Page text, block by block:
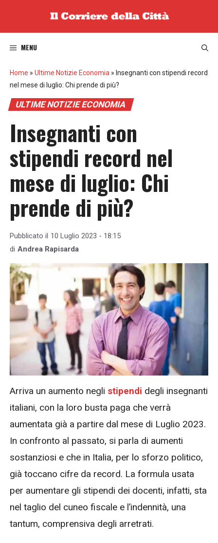
MENU
Home » Ultime Notizie Economia » Insegnanti con stipendi record
nel mese di luglio: Chi prende di più?
ULTIME NOTIZIE ECONOMIA
Insegnanti con
stipendi record nel
mese di luglio: Chi
prende di più?
Pubblicato il 10 Luglio 2023 - 18:15
di Andrea Rapisarda
Arriva un aumento negli stipendi degli insegnanti
italiani, con la loro busta paga che verrà
aumentata già a partire dal mese di Luglio 2023.
In confronto al passato, si parla di aumenti
sostanziosi e che in Italia, per lo sforzo politico,
già toccano cifre da record. La formula usata
per aumentare gli stipendi dei docenti, infatti, sta
nel taglio del cuneo fiscale e l’indennità, una
tantum, comprensiva degli arretrati.